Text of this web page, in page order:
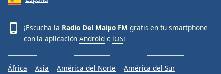
¡Escucha la Radio Del Maipo FM gratis en tu smartphone
con la aplicación Android o iOS!
África Asia América del Norte América del Sur